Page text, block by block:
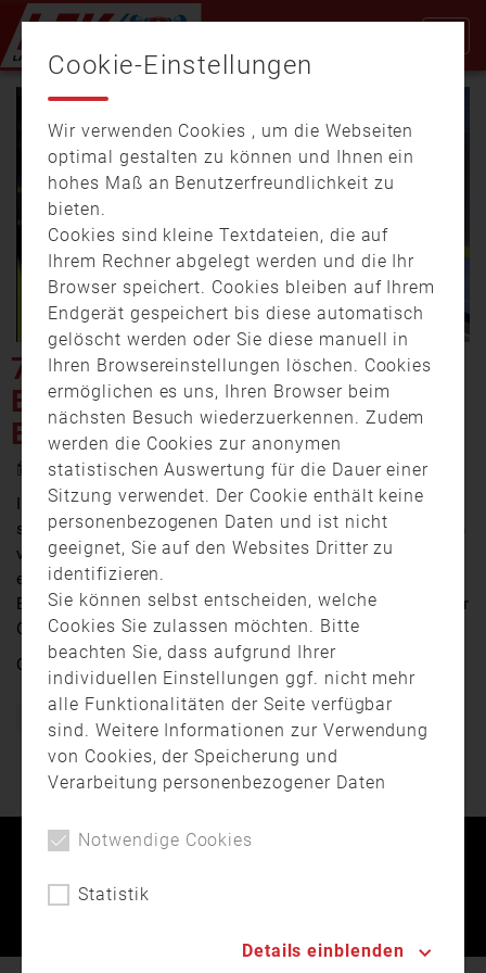
Video
700 GRAD: FEUERWEHR
BURTENBACH ÜBT
EXTREMFALL
9. Juli 2019 8:43
In einem speziellen Containter können Feuerwehren
sich auf ihre Einsätze vorbereiten. Durch das Anzünden
von Holzplatten werden dort mehrere hundert Grad
erreicht und die Teilnehmer müssen unter diesen
Extrembedingungen den Ernstfall proben. Heute war der
Container in Burtenbach im Einsatz.
Quelle: a.tv | Fernsehen für Augsburg und Schwaben
Brand Feuer Freiwillige Feuerwehr
Cookie-Einstellungen
Wir verwenden Cookies , um die Webseiten
optimal gestalten zu können und Ihnen ein
hohes Maß an Benutzerfreundlichkeit zu
bieten.
Cookies sind kleine Textdateien, die auf
Ihrem Rechner abgelegt werden und die Ihr
Browser speichert. Cookies bleiben auf Ihrem
Endgerät gespeichert bis diese automatisch
gelöscht werden oder Sie diese manuell in
Ihren Browsereinstellungen löschen. Cookies
ermöglichen es uns, Ihren Browser beim
nächsten Besuch wiederzuerkennen. Zudem
werden die Cookies zur anonymen
statistischen Auswertung für die Dauer einer
Sitzung verwendet. Der Cookie enthält keine
personenbezogenen Daten und ist nicht
geeignet, Sie auf den Websites Dritter zu
identifizieren.
Sie können selbst entscheiden, welche
Cookies Sie zulassen möchten. Bitte
beachten Sie, dass aufgrund Ihrer
individuellen Einstellungen ggf. nicht mehr
alle Funktionalitäten der Seite verfügbar
sind. Weitere Informationen zur Verwendung
von Cookies, der Speicherung und
Verarbeitung personenbezogener Daten
Notwendige Cookies
Statistik
Details einblenden